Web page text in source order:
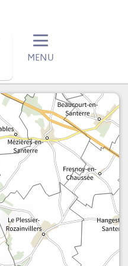
MENU